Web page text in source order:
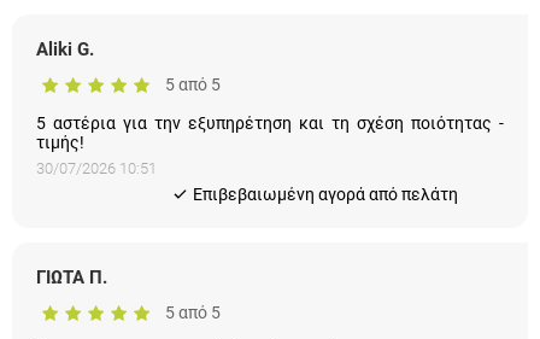
Aliki G.
5 από 5
5 αστέρια για την εξυπηρέτηση και τη σχέση ποιότητας -
τιμής!
30/07/2026 10:51
Eπιβεβαιωμένη αγορά από πελάτη
ΓΙΩΤΑ Π.
5 από 5